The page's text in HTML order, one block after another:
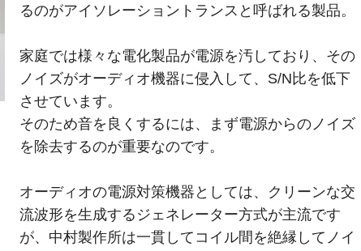
るのがアイソレーショントランスと呼ばれる製品。
家庭では様々な電化製品が電源を汚しており、その
ノイズがオーディオ機器に侵入して、S/N比を低下
させています。
そのため音を良くするには、まず電源からのノイズ
を除去するのが重要なのです。
オーディオの電源対策機器としては、クリーンな交
流波形を生成するジェネレーター方式が主流です
が、中村製作所は一貫してコイル間を絶縁してノイ